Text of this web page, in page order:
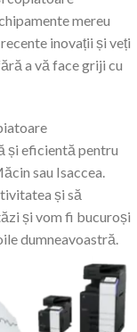
mereu
inovații și veți
a vă face griji cu
și eficientă pentru
sau Isaccea.
și să
și vom fi bucuroși
dumneavoastră.